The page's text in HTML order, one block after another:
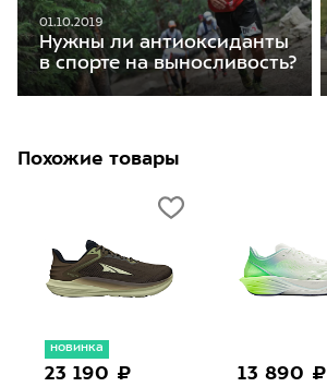
01.10.2019
Нужны ли антиоксиданты
в спорте на выносливость?
Похожие товары
новинка
23 190 ₽ 13 890 ₽